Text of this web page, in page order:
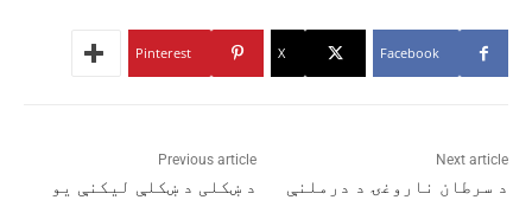
Facebook
X
Pinterest
Previous article
د ښکلی د ښکلې ليکنې يو
Next article
د سرطان ناروغۍ د درملنې